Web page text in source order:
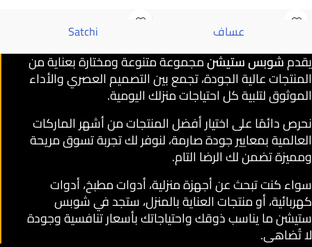
عساف Satchi
يقدمشوبس ستيشنمجموعة متنوعة ومختارة بعناية من
المنتجات عالية الجودة، تجمع بين التصميم العصري والأداء
الموثوق لتلبية كل احتياجات منزلك اليومية.
نحرص دائمًا على اختيار أفضل المنتجات من أشهر الماركات
العالمية بمعايير جودة صارمة، لنوفر لك تجربة تسوق مريحة
ومميزة تضمن لك الرضا التام.
سواء كنت تبحث عن أجهزة منزلية، أدوات مطبخ، أدوات
كهربائية، أو منتجات العناية بالمنزل، ستجد في شوبس
ستيشن ما يناسب ذوقك واحتياجاتك بأسعار تنافسية وجودة
لا تُضاهى.